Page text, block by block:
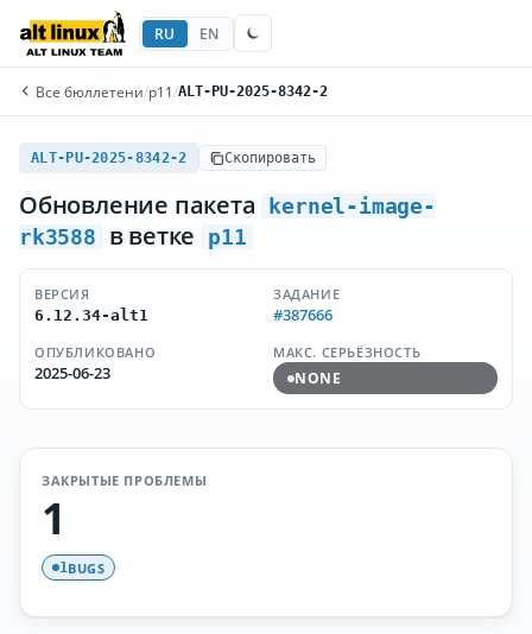
RU EN
Все бюллетени/p11 /ALT-PU-2025-8342-2
ALT-PU-2025-8342-2 Скопировать
Обновление пакета
kernel-image-
rk3588
в ветке p11
ВЕРСИЯ
6.12.34-alt1
ЗАДАНИЕ
#387666
ОПУБЛИКОВАНО
2025-06-23
МАКС. СЕРЬЁЗНОСТЬ
NONE
ЗАКРЫТЫЕ ПРОБЛЕМЫ
1
1BUGS